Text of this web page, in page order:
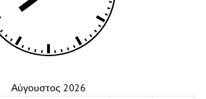
Αύγουστος 2026